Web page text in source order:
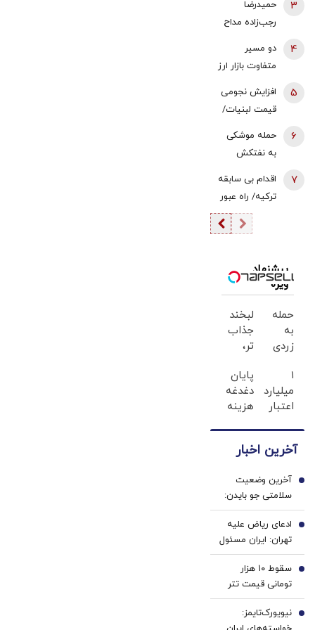
استعفا تایید
شد؟
جزئیات
حمیدرضا
رجب‌زاده مداح
کیست و
چگونه به قتل
رسید؟
3
دو مسیر
متفاوت بازار ارز
یک‌کاناله دلار
قیمت طلا |
سکه ۲.۳
شد
4
افزایش نجومی
قیمت لبنیات/
5
حمله موشکی
به نفتکش
خارجه امارات
تایید کرد
6
اقدام بی سابقه
ترکیه/ راه عبور
روسیه بسته
7
پیشنهاد
ویژه
حمله
به
زردی
ها با
ژل
سفید
خرید40%تخفیف
لبخند
جذاب
تر،
بیشتر
(تخفیف
تا
۱
میلیارد
اعتبار
بدون
و چک
پایان
دغدغه
هزینه
پزشکی
سفید
کننده
خانگی
آخرین اخبار
آخرین وضعیت
سلامتی جو بایدن:
سرطان جو بایدن به
استخوان‌ها سرایت
کرده است
1
ادعای ریاض علیه
تهران: ایران مسئول
حمله به نفتکش
اماراتی است
2
سقوط ۱۰ هزار
تومانی قیمت تتر
در ۴ روز؛ حمایت
۱۸۵ هزار تومانی
3
نیویورک‌تایمز: 4